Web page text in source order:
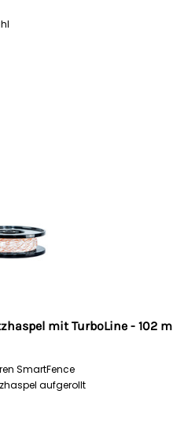
mit TurboLine - 102 m
SmartFence
aufgerollt